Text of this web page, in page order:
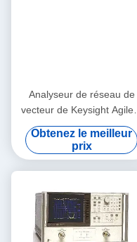
Analyseur de réseau de
vecteur de Keysight Agilent
8711B 100dB Rackmount
Obtenez le meilleur
prix